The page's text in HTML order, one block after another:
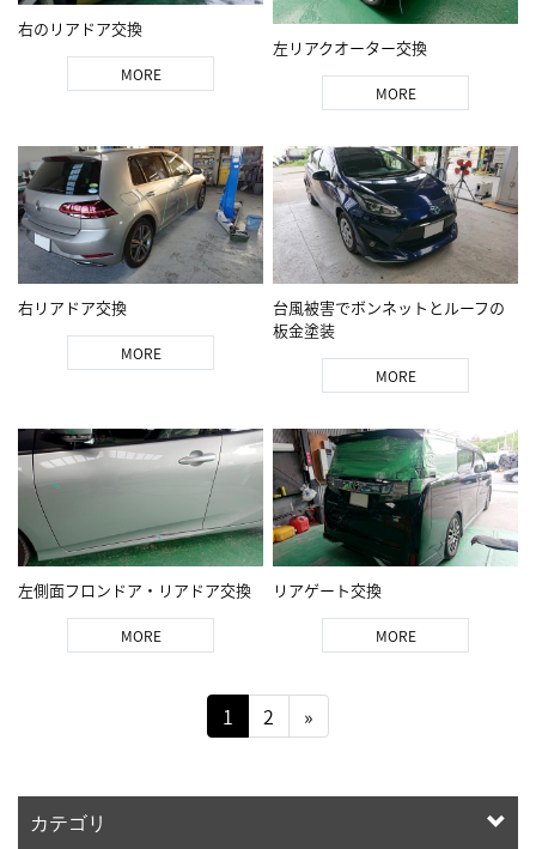
右のリアドア交換
MORE
左リアクオーター交換
MORE
右リアドア交換
MORE
台風被害でボンネットとルーフの
板金塗装
MORE
左側面フロンドア・リアドア交換
MORE
リアゲート交換
MORE
1 2 »
カテゴリ